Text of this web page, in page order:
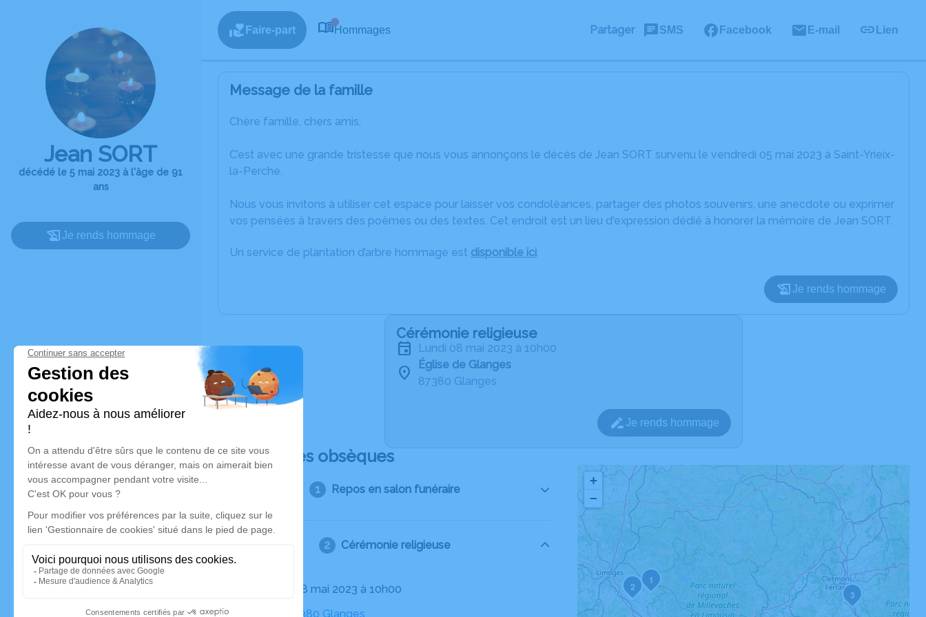
Jean SORT
décédé le 5 mai 2023 à l'âge de 91
ans
Je rends hommage
Faire-part Hommages Partager SMS Facebook E-mail Lien
Message de la famille
Chère famille, chers amis,
C’est avec une grande tristesse que nous vous annonçons le décès de Jean SORT survenu le vendredi 05 mai 2023 à Saint-Yrieix-
la-Perche.
Nous vous invitons à utiliser cet espace pour laisser vos condoléances, partager des photos souvenirs, une anecdote ou exprimer
vos pensées à travers des poèmes ou des textes. Cet endroit est un lieu d'expression dédié à honorer la mémoire de Jean SORT.
Un service de plantation d’arbre hommage est disponible ici.
Je rends hommage
Cérémonie religieuse
lundi 08 mai 2023 à 10h00
Église de Glanges
87380 Glanges
Je rends hommage
Déroulé des obsèques
Repos en salon funéraire
Cérémonie religieuse
Le lundi 08 mai 2023 à 10h00
Église, 87380 Glanges
1
2
3
+
−